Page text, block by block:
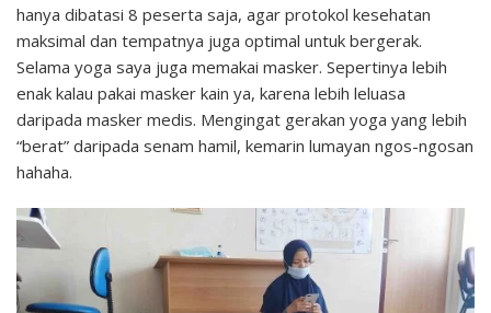
hanya dibatasi 8 peserta saja, agar protokol kesehatan
maksimal dan tempatnya juga optimal untuk bergerak.
Selama yoga saya juga memakai masker. Sepertinya lebih
enak kalau pakai masker kain ya, karena lebih leluasa
daripada masker medis. Mengingat gerakan yoga yang lebih
“berat” daripada senam hamil, kemarin lumayan ngos-ngosan
hahaha.